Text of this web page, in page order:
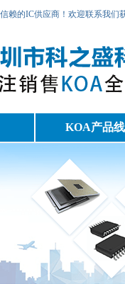
赖的IC供应商！欢迎联系我们
KOA产品线